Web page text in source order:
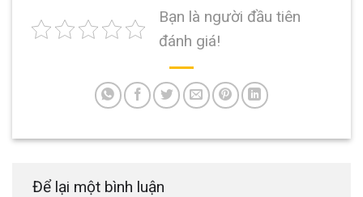
Bạn là người đầu tiên
đánh giá!
Để lại một bình luận